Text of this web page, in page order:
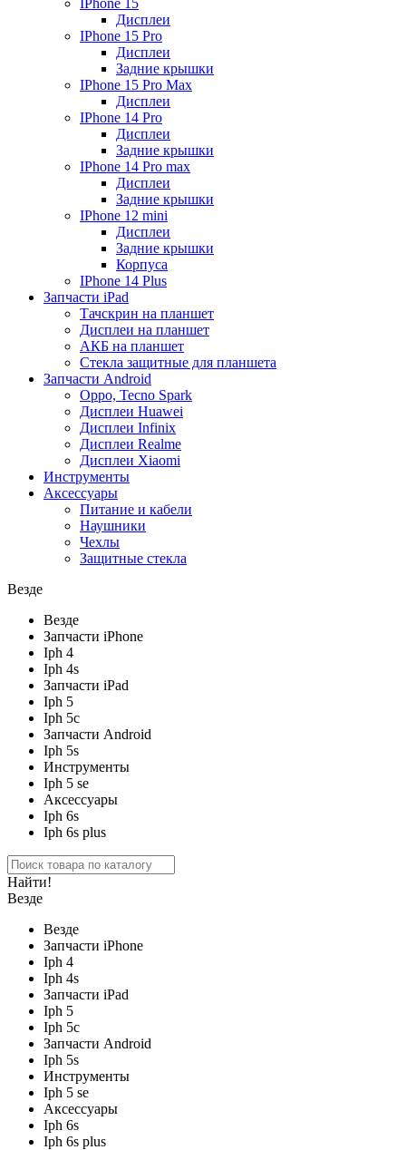
IPhone 15
Дисплеи
IPhone 15 Pro
Дисплеи
Задние крышки
IPhone 15 Pro Max
Дисплеи
IPhone 14 Pro
Дисплеи
Задние крышки
IPhone 14 Pro max
Дисплеи
Задние крышки
IPhone 12 mini
Дисплеи
Задние крышки
Корпуса
IPhone 14 Plus
Запчасти iPad
Тачскрин на планшет
Дисплеи на планшет
АКБ на планшет
Стекла защитные для планшета
Запчасти Android
Oppo, Tecno Spark
Дисплеи Huawei
Дисплеи Infinix
Дисплеи Realme
Дисплеи Xiaomi
Инструменты
Аксессуары
Питание и кабели
Наушники
Чехлы
Защитные стекла
Везде
Везде
Запчасти iPhone
Iph 4
Iph 4s
Запчасти iPad
Iph 5
Iph 5c
Запчасти Android
Iph 5s
Инструменты
Iph 5 se
Аксессуары
Iph 6s
Iph 6s plus
Найти!
Везде
Везде
Запчасти iPhone
Iph 4
Iph 4s
Запчасти iPad
Iph 5
Iph 5c
Запчасти Android
Iph 5s
Инструменты
Iph 5 se
Аксессуары
Iph 6s
Iph 6s plus